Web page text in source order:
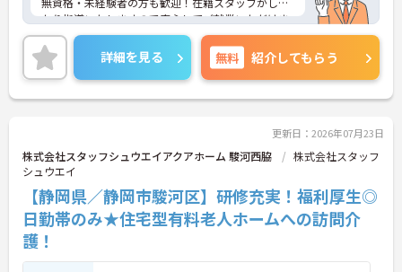
かり指導いたしますので安心してご就業いただけま
す！
施設の見学からも可能です◎
ご興味をお持ちの方はお気軽にお問合せ下さい。
詳細を見る 無料 紹介してもらう
更新日：2026年07月23日
株式会社スタッフシュウエイアクアホーム 駿河西脇
株式会社スタッフ
シュウエイ
【静岡県／静岡市駿河区】研修充実！福利厚生◎
日勤帯のみ★住宅型有料老人ホームへの訪問介
護！